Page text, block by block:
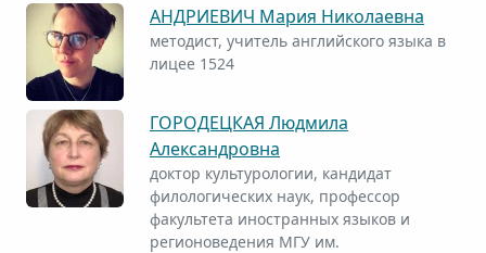
АНДРИЕВИЧ Мария Николаевна
методист, учитель английского языка в
лицее 1524
ГОРОДЕЦКАЯ Людмила
Александровна
доктор культурологии, кандидат
филологических наук, профессор
факультета иностранных языков и
регионоведения МГУ им.